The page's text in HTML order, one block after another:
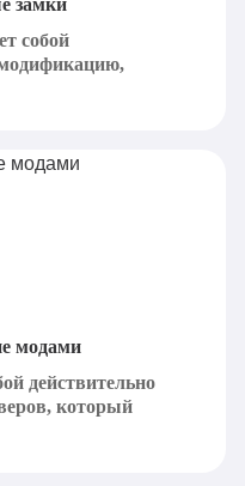
замки
собой
модификацию,
модами
действительно
который